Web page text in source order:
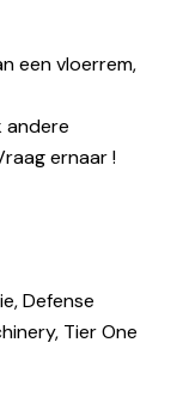
een vloerrem,
andere
ernaar !
Defense
Tier One